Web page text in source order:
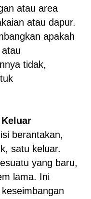
atau area
atau dapur.
apakah
tidak,
berantakan,
satu keluar.
yang baru,
lama. Ini